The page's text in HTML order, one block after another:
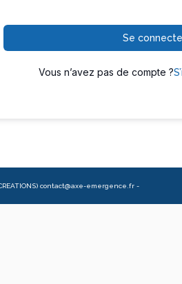
Se
Vous n’avez pas de compte ?
contact@axe-emergence.fr -